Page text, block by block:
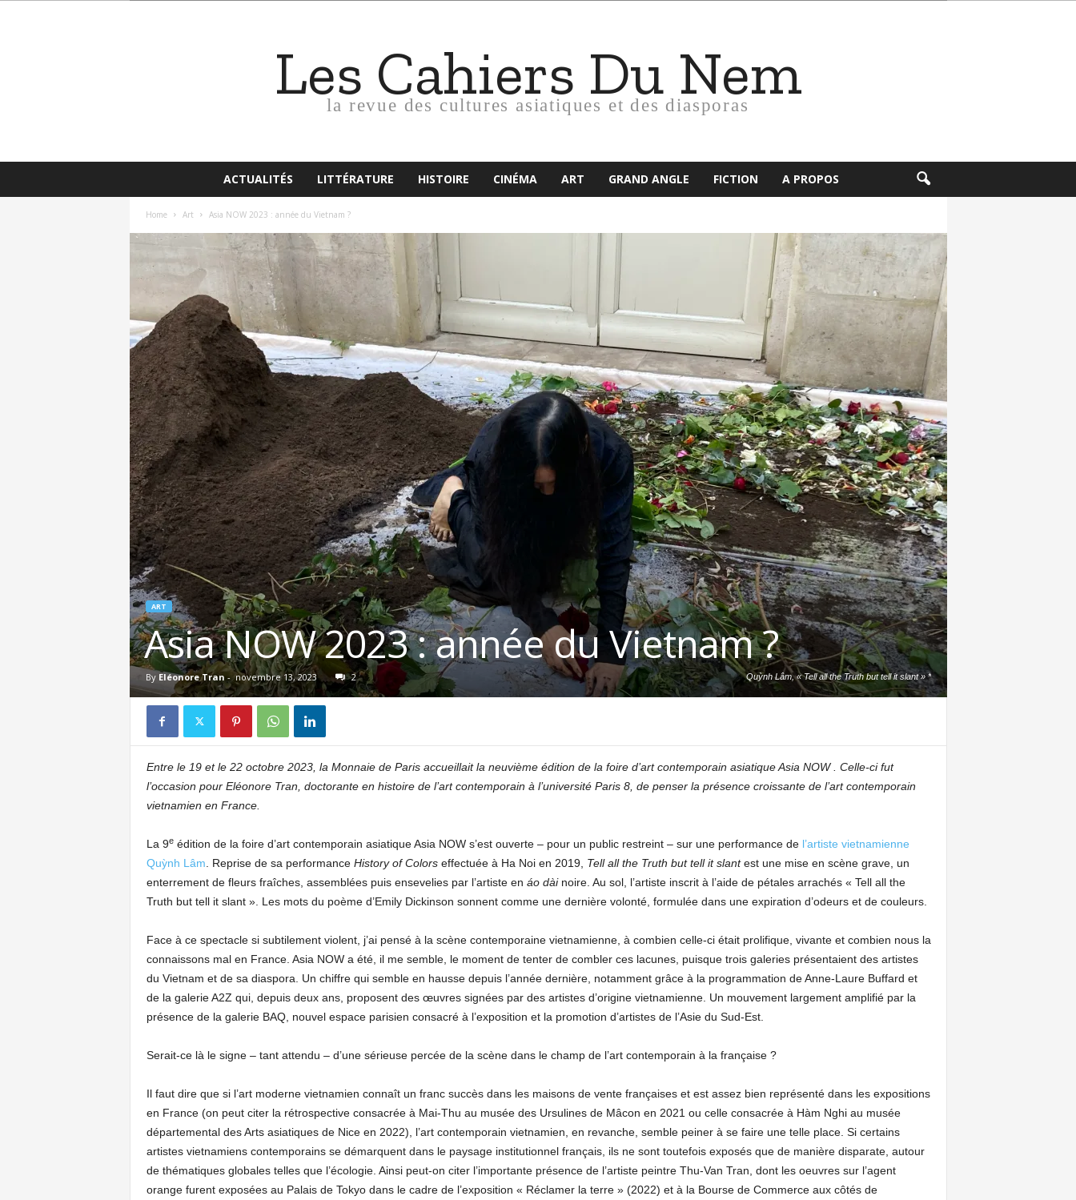
Les Cahiers Du Nem
la revue des cultures asiatiques et des diasporas
ACTUALITÉS LITTÉRATURE HISTOIRE CINÉMA ART GRAND ANGLE FICTION A PROPOS
Home Art Asia NOW 2023 : année du Vietnam ?
Quỳnh Lâm, « Tell all the Truth but tell it slant » *
ART
Asia NOW 2023 : année du Vietnam ?
By Eléonore Tran - novembre 13, 2023 2
Entre le 19 et le 22 octobre 2023, la Monnaie de Paris accueillait la neuvième édition de la foire d’art contemporain asiatique Asia NOW . Celle-ci fut
l’occasion pour Eléonore Tran, doctorante en histoire de l’art contemporain à l’université Paris 8, de penser la présence croissante de l’art contemporain
vietnamien en France.
La 9eédition de la foire d’art contemporain asiatique Asia NOW s’est ouverte – pour un public restreint – sur une performance de l’artiste vietnamienne
Quỳnh Lâm . Reprise de sa performanceHistory of Colors effectuée à Ha Noi en 2019, Tell all the Truth but tell it slantest une mise en scène grave, un
enterrement de fleurs fraîches, assemblées puis ensevelies par l’artiste en áo dàinoire. Au sol, l’artiste inscrit à l’aide de pétales arrachés « Tell all the
Truth but tell it slant ». Les mots du poème d’Emily Dickinson sonnent comme une dernière volonté, formulée dans une expiration d’odeurs et de couleurs.
Face à ce spectacle si subtilement violent, j’ai pensé à la scène contemporaine vietnamienne, à combien celle-ci était prolifique, vivante et combien nous la
connaissons mal en France. Asia NOW a été, il me semble, le moment de tenter de combler ces lacunes, puisque trois galeries présentaient des artistes
du Vietnam et de sa diaspora. Un chiffre qui semble en hausse depuis l’année dernière, notamment grâce à la programmation de Anne-Laure Buffard et
de la galerie A2Z qui, depuis deux ans, proposent des œuvres signées par des artistes d’origine vietnamienne. Un mouvement largement amplifié par la
présence de la galerie BAQ, nouvel espace parisien consacré à l’exposition et la promotion d’artistes de l’Asie du Sud-Est.
Serait-ce là le signe – tant attendu – d’une sérieuse percée de la scène dans le champ de l’art contemporain à la française ?
Il faut dire que si l’art moderne vietnamien connaît un franc succès dans les maisons de vente françaises et est assez bien représenté dans les expositions
en France (on peut citer la rétrospective consacrée à Mai-Thu au musée des Ursulines de Mâcon en 2021 ou celle consacrée à Hàm Nghi au musée
départemental des Arts asiatiques de Nice en 2022), l’art contemporain vietnamien, en revanche, semble peiner à se faire une telle place. Si certains
artistes vietnamiens contemporains se démarquent dans le paysage institutionnel français, ils ne sont toutefois exposés que de manière disparate, autour
de thématiques globales telles que l’écologie. Ainsi peut-on citer l’importante présence de l’artiste peintre Thu-Van Tran, dont les oeuvres sur l’agent
orange furent exposées au Palais de Tokyo dans le cadre de l’exposition « Réclamer la terre » (2022) et à la Bourse de Commerce aux côtés de